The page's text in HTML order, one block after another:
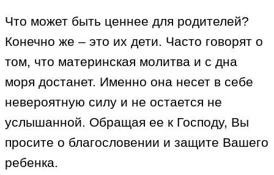
Что может быть ценнее для родителей?
Конечно же – это их дети. Часто говорят о
том, что материнская молитва и с дна
моря достанет. Именно она несет в себе
невероятную силу и не остается не
услышанной. Обращая ее к Господу, Вы
просите о благословении и защите Вашего
ребенка.